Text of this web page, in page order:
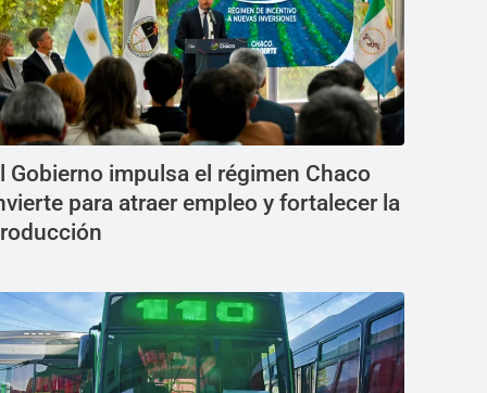
Gobierno impulsa el régimen Chaco
para atraer empleo y fortalecer la